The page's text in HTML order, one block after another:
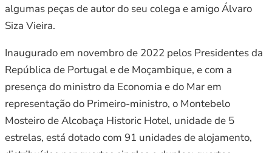
algumas peças de autor do seu colega e amigo Álvaro
Siza Vieira.
Inaugurado em novembro de 2022 pelos Presidentes da
República de Portugal e de Moçambique, e com a
presença do ministro da Economia e do Mar em
representação do Primeiro-ministro, o Montebelo
Mosteiro de Alcobaça Historic Hotel, unidade de 5
estrelas, está dotado com 91 unidades de alojamento,